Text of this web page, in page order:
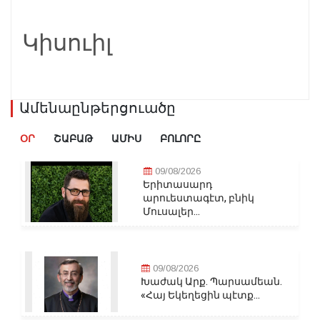
Կիսուիլ
Ամենաընթերցուածը
ՕՐ ՇԱԲԱԹ ԱՄԻՍ ԲՈԼՈՐԸ
09/08/2026
Երիտասարդ
արուեստագէտ, բնիկ
Մուսալեր...
09/08/2026
Խաժակ Արք. Պարսամեան.
«Հայ Եկեղեցին պէտք...